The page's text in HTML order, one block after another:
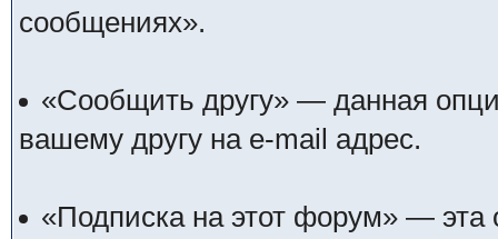
сообщениях».
«Сообщить другу» — данная
вашему другу на e-mail адрес.
«Подписка на этот форум» — эта